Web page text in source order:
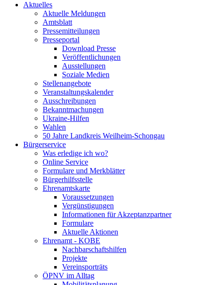
Aktuelles
Aktuelle Meldungen
Amtsblatt
Pressemitteilungen
Presseportal
Download Presse
Veröffentlichungen
Ausstellungen
Soziale Medien
Stellenangebote
Veranstaltungskalender
Ausschreibungen
Bekanntmachungen
Ukraine-Hilfen
Wahlen
50 Jahre Landkreis Weilheim-Schongau
Bürgerservice
Was erledige ich wo?
Online Service
Formulare und Merkblätter
Bürgerhilfsstelle
Ehrenamtskarte
Voraussetzungen
Vergünstigungen
Informationen für Akzeptanzpartner
Formulare
Aktuelle Aktionen
Ehrenamt - KOBE
Nachbarschaftshilfen
Projekte
Vereinsporträts
ÖPNV im Alltag